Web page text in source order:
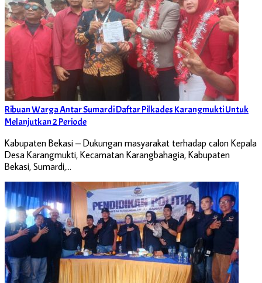
Ribuan Warga Antar Sumardi Daftar Pilkades Karangmukti Untuk
Melanjutkan 2 Periode
Kabupaten Bekasi – Dukungan masyarakat terhadap calon Kepala
Desa Karangmukti, Kecamatan Karangbahagia, Kabupaten
Bekasi, Sumardi,…